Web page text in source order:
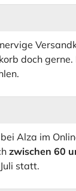
doch
Alza im
zwischen 60
statt.